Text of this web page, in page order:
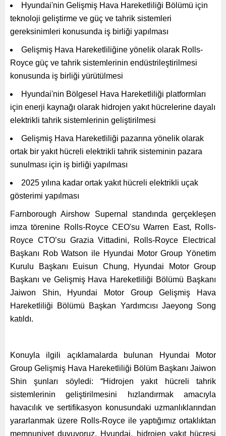
Hyundai'nin Gelişmiş Hava Hareketliliği Bölümü için
teknoloji geliştirme ve güç ve tahrik sistemleri
gereksinimleri konusunda iş birliği yapılması
Gelişmiş Hava Hareketliliğine yönelik olarak Rolls-
Royce güç ve tahrik sistemlerinin endüstrileştirilmesi
konusunda iş birliği yürütülmesi
Hyundai'nin Bölgesel Hava Hareketliliği platformları
için enerji kaynağı olarak hidrojen yakıt hücrelerine dayalı
elektrikli tahrik sistemlerinin geliştirilmesi
Gelişmiş Hava Hareketliliği pazarına yönelik olarak
ortak bir yakıt hücreli elektrikli tahrik sisteminin pazara
sunulması için iş birliği yapılması
2025 yılına kadar ortak yakıt hücreli elektrikli uçak
gösterimi yapılması
Farnborough Airshow Supernal standında gerçekleşen
imza törenine Rolls-Royce CEO'su Warren East, Rolls-
Royce CTO’su Grazia Vittadini, Rolls-Royce Electrical
Başkanı Rob Watson ile Hyundai Motor Group Yönetim
Kurulu Başkanı Euisun Chung, Hyundai Motor Group
Başkanı ve Gelişmiş Hava Hareketliliği Bölümü Başkanı
Jaiwon Shin, Hyundai Motor Group Gelişmiş Hava
Hareketliliği Bölümü Başkan Yardımcısı Jaeyong Song
katıldı.
Konuyla ilgili açıklamalarda bulunan Hyundai Motor
Group Gelişmiş Hava Hareketliliği Bölüm Başkanı Jaiwon
Shin şunları söyledi: “Hidrojen yakıt hücreli tahrik
sistemlerinin geliştirilmesini hızlandırmak amacıyla
havacılık ve sertifikasyon konusundaki uzmanlıklarından
yararlanmak üzere Rolls-Royce ile yaptığımız ortaklıktan
memnuniyet duyuyoruz. Hyundai, hidrojen yakıt hücresi